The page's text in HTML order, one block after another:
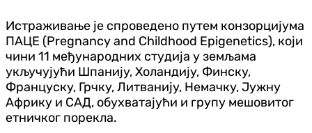
Истраживање је спроведено путем конзорцијума
ПАЦЕ (Pregnancy and Childhood Epigenetics), који
чини 11 међународних студија у земљама
укључујући Шпанију, Холандију, Финску,
Француску, Грчку, Литванију, Немачку, Јужну
Африку и САД, обухватајући и групу мешовитог
етничког порекла.